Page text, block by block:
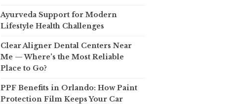
Ayurveda Support for Modern
Lifestyle Health Challenges
Clear Aligner Dental Centers Near
Me — Where’s the Most Reliable
Place to Go?
PPF Benefits in Orlando: How Paint
Protection Film Keeps Your Car